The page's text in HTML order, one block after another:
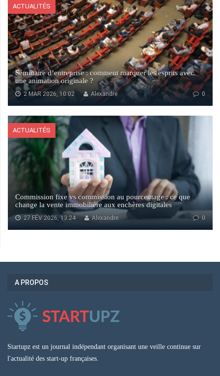
ACTUALITÉS
Séminaire d’entreprise : comment marquer les esprits avec
une animation originale ?
2 MAR 2026, 10:02 0
Alexandre
ACTUALITÉS
Commission fixe vs commission au pourcentage : ce que
change la vente immobilière aux enchères digitales
27 FÉV 2026, 13:24 0
Alexandre
A PROPOS
Startupz est un journal indépendant organisant une veille continue sur
l'actualité des start-up françaises.